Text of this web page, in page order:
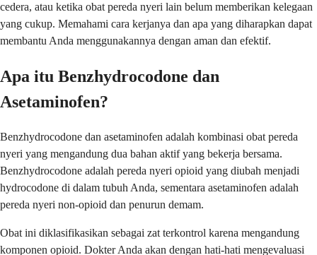
cedera, atau ketika obat pereda nyeri lain belum memberikan kelegaan
yang cukup. Memahami cara kerjanya dan apa yang diharapkan dapat
membantu Anda menggunakannya dengan aman dan efektif.
Apa itu Benzhydrocodone dan
Asetaminofen?
Benzhydrocodone dan asetaminofen adalah kombinasi obat pereda
nyeri yang mengandung dua bahan aktif yang bekerja bersama.
Benzhydrocodone adalah pereda nyeri opioid yang diubah menjadi
hydrocodone di dalam tubuh Anda, sementara asetaminofen adalah
pereda nyeri non-opioid dan penurun demam.
Obat ini diklasifikasikan sebagai zat terkontrol karena mengandung
komponen opioid. Dokter Anda akan dengan hati-hati mengevaluasi